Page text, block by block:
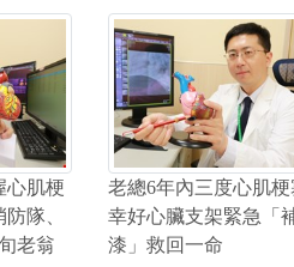
心肌梗
隊、
老翁
老總6年內三度心肌梗
幸好心臟支架緊急「
漆」救回一命